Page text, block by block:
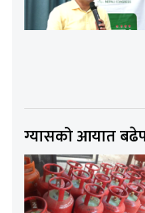
ग्यासको आयात